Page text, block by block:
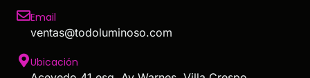
Email
ventas@todoluminoso.com
Ubicación